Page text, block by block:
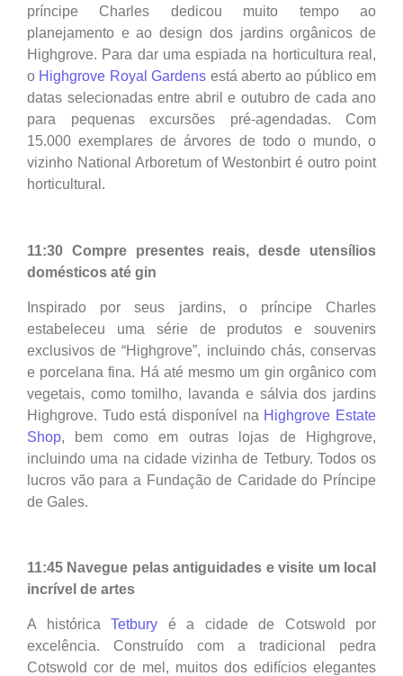
príncipe Charles dedicou muito tempo ao
planejamento e ao design dos jardins orgânicos de
Highgrove. Para dar uma espiada na horticultura real,
o Highgrove Royal Gardens está aberto ao público em
datas selecionadas entre abril e outubro de cada ano
para pequenas excursões pré-agendadas. Com
15.000 exemplares de árvores de todo o mundo, o
vizinho National Arboretum of Westonbirt é outro point
horticultural.
11:30 Compre presentes reais, desde utensílios
domésticos até gin
Inspirado por seus jardins, o príncipe Charles
estabeleceu uma série de produtos e souvenirs
exclusivos de “Highgrove”, incluindo chás, conservas
e porcelana fina. Há até mesmo um gin orgânico com
vegetais, como tomilho, lavanda e sálvia dos jardins
Highgrove. Tudo está disponível na Highgrove Estate
Shop, bem como em outras lojas de Highgrove,
incluindo uma na cidade vizinha de Tetbury. Todos os
lucros vão para a Fundação de Caridade do Príncipe
de Gales.
11:45 Navegue pelas antiguidades e visite um local
incrível de artes
A histórica Tetbury é a cidade de Cotswold por
excelência. Construído com a tradicional pedra
Cotswold cor de mel, muitos dos edifícios elegantes